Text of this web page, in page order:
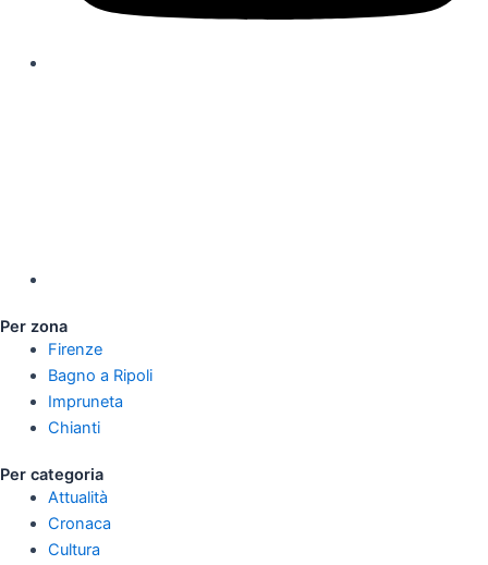
Per zona
Firenze
Bagno a Ripoli
Impruneta
Chianti
Per categoria
Attualità
Cronaca
Cultura